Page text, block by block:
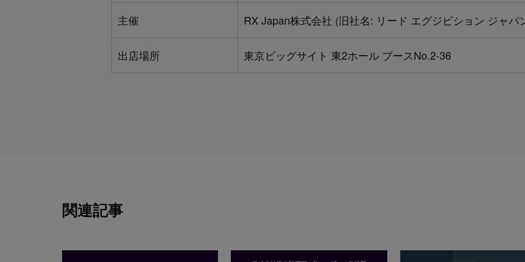
主催 RX Japan株式会社 (旧社名: リード エグジビション ジャパ
出店場所 東京ビッグサイト 東2ホール ブースNo.2-36
関連記事